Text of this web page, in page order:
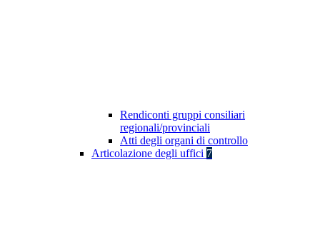
Rendiconti gruppi consiliari
regionali/provinciali
Atti degli organi di controllo
Articolazione degli uffici 7